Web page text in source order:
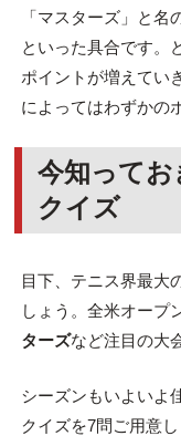
「マスターズ」と名
といった具合です。
ポイントが増えてい
によってはわずかの
今知ってお
クイズ
目下、テニス界最大
しょう。全米オープ
ターズなど注目の大
シーズンもいよいよ
クイズを7問ご用意し